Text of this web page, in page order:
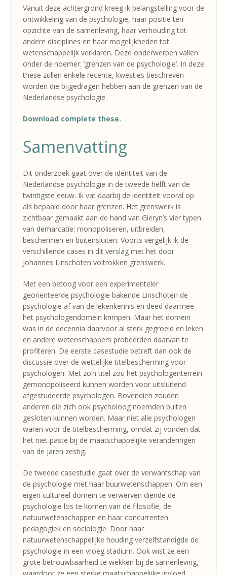
Vanuit deze achtergrond kreeg ik belangstelling voor de
ontwikkeling van de psychologie, haar positie ten
opzichte van de samenleving, haar verhouding tot
andere disciplines en haar mogelijkheden tot
wetenschappelijk verklaren. Deze onderwerpen vallen
onder de noemer: ‘grenzen van de psychologie’. In deze
these zullen enkele recente, kwesties beschreven
worden die bijgedragen hebben aan de grenzen van de
Nederlandse psychologie.
Download complete these.
Samenvatting
Dit onderzoek gaat over de identiteit van de
Nederlandse psychologie in de tweede helft van de
twintigste eeuw. Ik vat daarbij de identiteit vooral op
als bepaald door haar grenzen. Het grenswerk is
zichtbaar gemaakt aan de hand van Gieryn’s vier typen
van demarcatie: monopoliseren, uitbreiden,
beschermen en buitensluiten. Voorts vergelijk ik de
verschillende cases in dit verslag met het door
Johannes Linschoten voltrokken grenswerk.
Met een betoog voor een experimenteler
georiënteerde psychologie bakende Linschoten de
psychologie af van de lekenkennis en deed daarmee
het psychologendomein krimpen. Maar het domein
was in de decennia daarvoor al sterk gegroeid en leken
en andere wetenschappers probeerden daarvan te
profiteren. De eerste casestudie betreft dan ook de
discussie over de wettelijke titelbescherming voor
psychologen. Met zo’n titel zou het psychologenterrein
gemonopoliseerd kunnen worden voor uitsluitend
afgestudeerde psychologen. Bovendien zouden
anderen die zich ook psycholoog noemden buiten
gesloten kunnen worden. Maar niet alle psychologen
waren voor de titelbescherming, omdat zij vonden dat
het niet paste bij de maatschappelijke veranderingen
van de jaren zestig.
De tweede casestudie gaat over de verwantschap van
de psychologie met haar buurwetenschappen. Om een
eigen cultureel domein te verwerven diende de
psychologie los te komen van de filosofie, de
natuurwetenschappen en haar concurrenten
pedagogiek en sociologie. Door haar
natuurwetenschappelijke houding verzelfstandigde de
psychologie in een vroeg stadium. Ook wist ze een
grote betrouwbaarheid te wekken bij de samenleving,